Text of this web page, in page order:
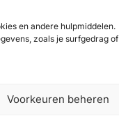
en andere hulpmiddelen.
zoals je surfgedrag of
Voorkeuren beheren